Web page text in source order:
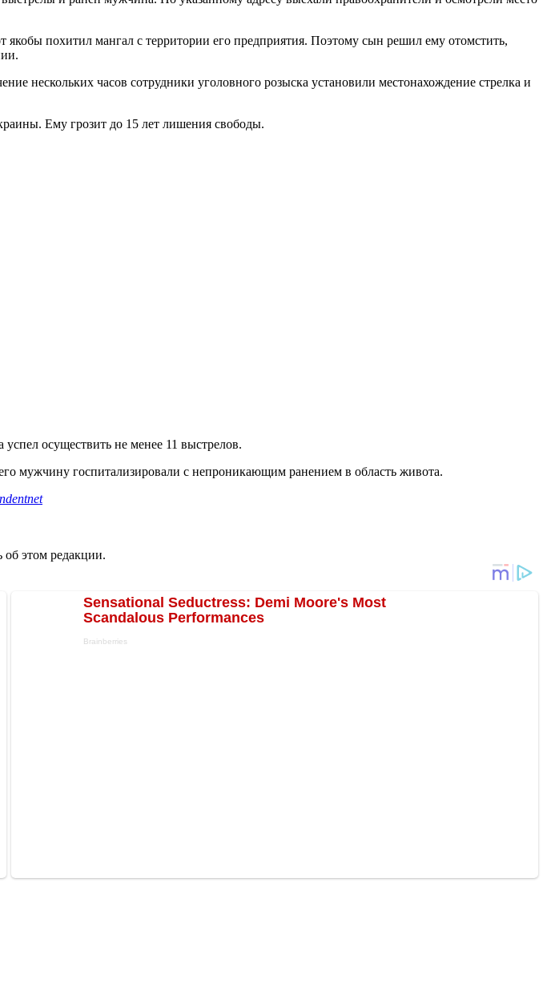
похитил мангал с территории его предприятия. Поэтому сын решил ему отомстить,
нескольких часов сотрудники уголовного розыска установили местонахождение стрелка и
Ему грозит до 15 лет лишения свободы.
успел осуществить не менее 11 выстрелов.
мужчину госпитализировали с непроникающим ранением в область живота.
этом редакции.